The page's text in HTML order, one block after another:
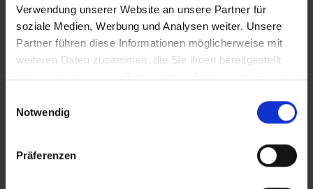
Verwendung unserer Website an unsere Partner für
soziale Medien, Werbung und Analysen weiter. Unsere
Partner führen diese Informationen möglicherweise mit
weiteren Daten zusammen, die Sie ihnen bereitgestellt
Notwendig
Präferenzen
In Sicherheit in Deutschland, in Gedanken im Krieg
Zusätzliches Material
Bilder